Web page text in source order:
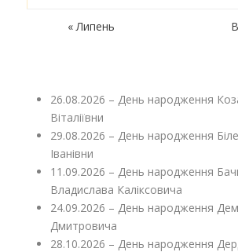
« Липень
26.08.2026 – День народження
Віталіївни
29.08.2026 – День народження
Іванівни
11.09.2026 – День народження
Владислава Каліксовича
24.09.2026 – День народження
Дмитровича
28.10.2026 – День народження